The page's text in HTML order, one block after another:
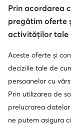
Prin acordarea
pregătim oferte
activităților tale
Aceste oferte și
deciziile tale de
persoanelor cu
Prin utilizarea de
prelucrarea
ne putem asigura